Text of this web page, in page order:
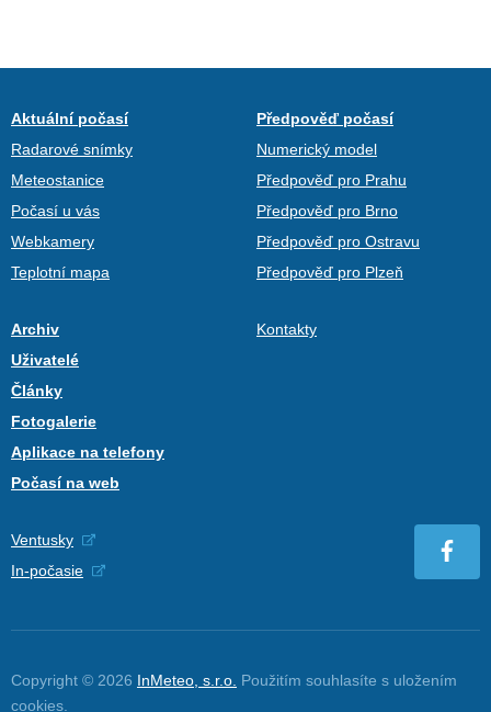
Aktuální počasí
Radarové snímky
Meteostanice
Počasí u vás
Webkamery
Teplotní mapa
Předpověď počasí
Numerický model
Předpověď pro Prahu
Předpověď pro Brno
Předpověď pro Ostravu
Předpověď pro Plzeň
Archiv
Uživatelé
Články
Fotogalerie
Aplikace na telefony
Počasí na web
Kontakty
Ventusky
In-počasie
Copyright © 2026 InMeteo, s.r.o. Použitím souhlasíte s uložením
cookies